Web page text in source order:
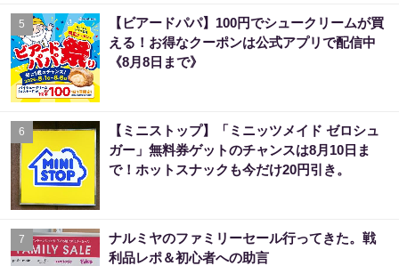
5
【ビアードパパ】100円でシュークリームが買
える！お得なクーポンは公式アプリで配信中
《8月8日まで》
6
【ミニストップ】「ミニッツメイド ゼロシュ
ガー」無料券ゲットのチャンスは8月10日ま
で！ホットスナックも今だけ20円引き。
7
ナルミヤのファミリーセール行ってきた。戦
利品レポ＆初心者への助言